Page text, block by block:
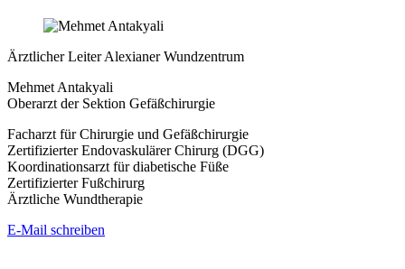
Ärztlicher Leiter Alexianer Wundzentrum
Mehmet Antakyali
Oberarzt der Sektion Gefäßchirurgie
Facharzt für Chirurgie und Gefäßchirurgie
Zertifizierter Endovaskulärer Chirurg (DGG)
Koordinationsarzt für diabetische Füße
Zertifizierter Fußchirurg
Ärztliche Wundtherapie
E-Mail schreiben